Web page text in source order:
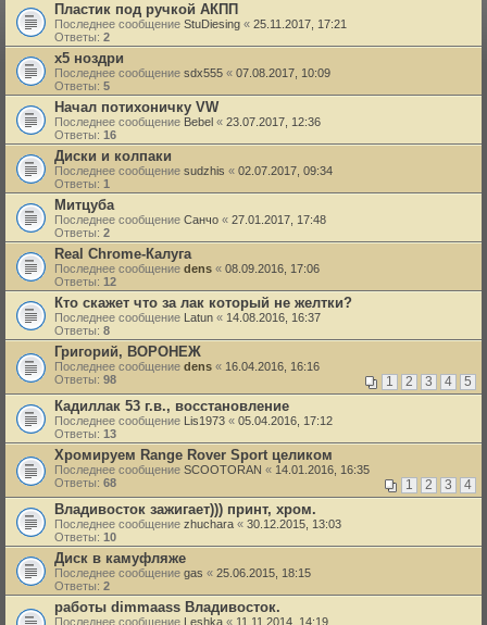
Пластик под ручкой АКПП
Последнее сообщение StuDiesing « 25.11.2017, 17:21
Ответы: 2
х5 ноздри
Последнее сообщение sdx555 « 07.08.2017, 10:09
Ответы: 5
Начал потихоничку VW
Последнее сообщение Bebel « 23.07.2017, 12:36
Ответы: 16
Диски и колпаки
Последнее сообщение sudzhis « 02.07.2017, 09:34
Ответы: 1
Митцуба
Последнее сообщение Санчо « 27.01.2017, 17:48
Ответы: 2
Real Chrome-Калуга
Последнее сообщение dens « 08.09.2016, 17:06
Ответы: 12
Кто скажет что за лак который не желтки?
Последнее сообщение Latun « 14.08.2016, 16:37
Ответы: 8
Григорий, ВОРОНЕЖ
Последнее сообщение dens « 16.04.2016, 16:16
Ответы: 98 1 2 3 4 5
Кадиллак 53 г.в., восстановление
Последнее сообщение Lis1973 « 05.04.2016, 17:12
Ответы: 13
Хромируем Range Rover Sport целиком
Последнее сообщение SCOOTORAN « 14.01.2016, 16:35
Ответы: 68 1 2 3 4
Владивосток зажигает))) принт, хром.
Последнее сообщение zhuchara « 30.12.2015, 13:03
Ответы: 10
Диск в камуфляже
Последнее сообщение gas « 25.06.2015, 18:15
Ответы: 2
работы dimmaass Владивосток.
Последнее сообщение Leshka « 11.11.2014, 14:19